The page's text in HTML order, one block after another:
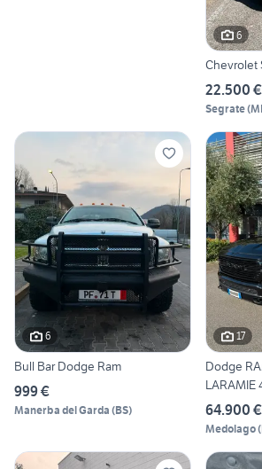
6
Chevrolet
22.500 €
Segrate(MI
6
Bull Bar Dodge Ram
999 €
Manerba del Garda (BS)
17
Dodge
LARAMIE
64.900 €
Medolago(